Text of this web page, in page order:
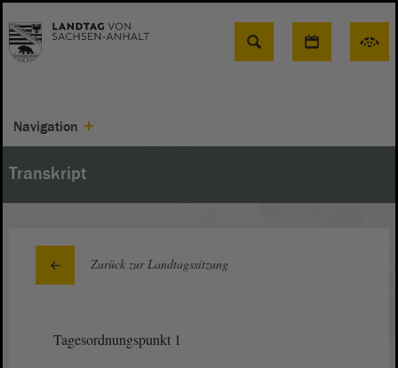
Suche
Navigation
Transkript
Zurück zur Landtagssitzung
Tagesordnungspunkt 1